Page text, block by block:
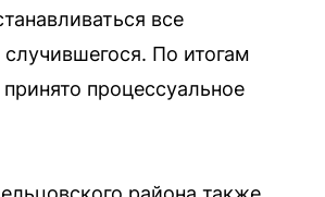
все
случившегося. По итогам
процессуальное